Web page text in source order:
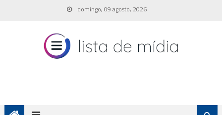
domingo, 09 agosto, 2026